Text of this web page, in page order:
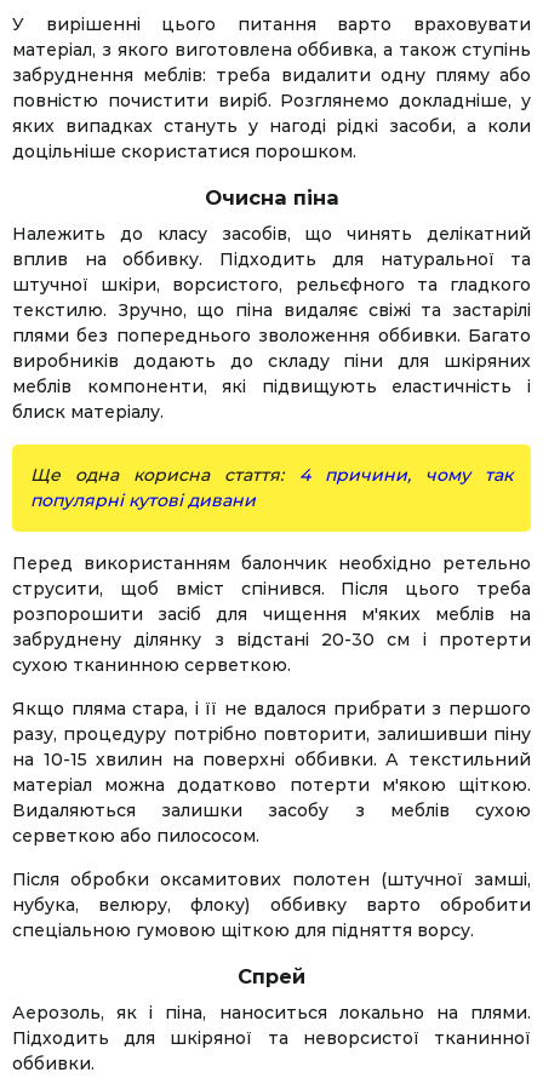
У вирішенні цього питання варто враховувати
матеріал, з якого виготовлена оббивка, а також ступінь
забруднення меблів: треба видалити одну пляму або
повністю почистити виріб. Розглянемо докладніше, у
яких випадках стануть у нагоді рідкі засоби, а коли
доцільніше скористатися порошком.
Очисна піна
Належить до класу засобів, що чинять делікатний
вплив на оббивку. Підходить для натуральної та
штучної шкіри, ворсистого, рельєфного та гладкого
текстилю. Зручно, що піна видаляє свіжі та застарілі
плями без попереднього зволоження оббивки. Багато
виробників додають до складу піни для шкіряних
меблів компоненти, які підвищують еластичність і
блиск матеріалу.
Ще одна корисна стаття:
4 причини, чому так
популярні кутові дивани
Перед використанням балончик необхідно ретельно
струсити, щоб вміст спінився. Після цього треба
розпорошити засіб для чищення м'яких меблів на
забруднену ділянку з відстані 20-30 см і протерти
сухою тканинною серветкою.
Якщо пляма стара, і її не вдалося прибрати з першого
разу, процедуру потрібно повторити, залишивши піну
на 10-15 хвилин на поверхні оббивки. А текстильний
матеріал можна додатково потерти м'якою щіткою.
Видаляються залишки засобу з меблів сухою
серветкою або пилососом.
Після обробки оксамитових полотен (штучної замші,
нубука, велюру, флоку) оббивку варто обробити
спеціальною гумовою щіткою для підняття ворсу.
Спрей
Аерозоль, як і піна, наноситься локально на плями.
Підходить для шкіряної та неворсистої тканинної
оббивки.